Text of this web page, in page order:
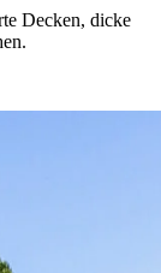
Decken, dicke